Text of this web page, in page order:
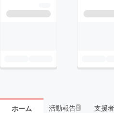
ホーム 活動報告2 支援者